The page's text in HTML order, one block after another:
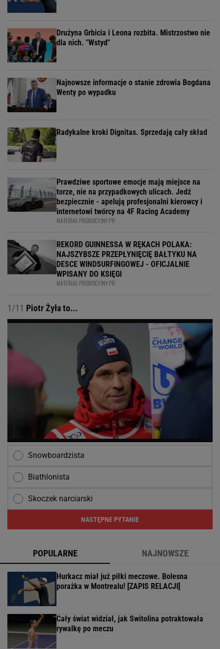
Drużyna Grbicia i Leona rozbita. Mistrzostwo nie
dla nich. "Wstyd"
Najnowsze informacje o stanie zdrowia Bogdana
Wenty po wypadku
Radykalne kroki Dignitas. Sprzedają cały skład
Prawdziwe sportowe emocje mają miejsce na
torze, nie na przypadkowych ulicach. Jedź
bezpiecznie - apelują profesjonalni kierowcy i
internetowi twórcy na 4F Racing Academy
MATERIAŁ PROMOCYJNY PR
REKORD GUINNESSA W RĘKACH POLAKA:
NAJSZYBSZE PRZEPŁYNIĘCIĘ BAŁTYKU NA
DESCE WINDSURFINGOWEJ - OFICJALNIE
WPISANY DO KSIĘGI
MATERIAŁ PROMOCYJNY PR
1/11 Piotr Żyła to...
Snowboardzista
Biathlonista
Skoczek narciarski
NASTĘPNE PYTANIE
POPULARNE NAJNOWSZE
Hurkacz miał już piłki meczowe. Bolesna
porażka w Montrealu! [ZAPIS RELACJI]
Cały świat widział, jak Switolina potraktowała
rywalkę po meczu